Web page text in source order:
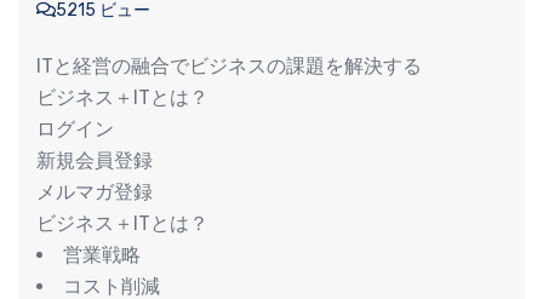
5215 ビュー
ITと経営の融合でビジネスの課題を解決する
ビジネス＋ITとは？
ログイン
新規会員登録
メルマガ登録
ビジネス＋ITとは？
営業戦略
コスト削減